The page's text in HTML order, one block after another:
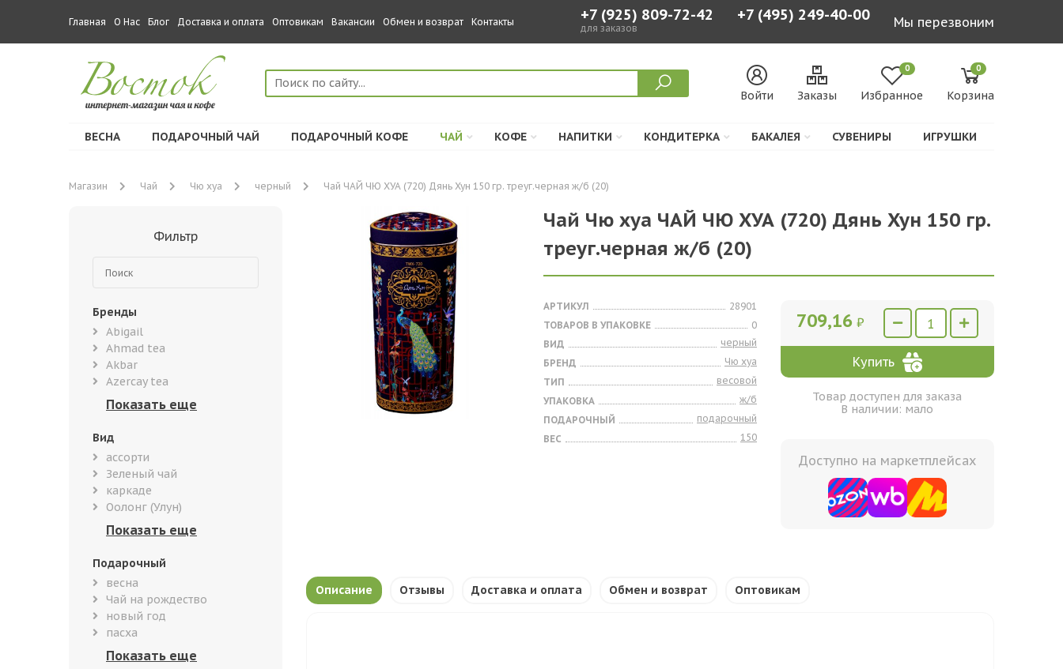
Главная О Нас Блог Доставка и оплата Оптовикам Вакансии Обмен и возврат Контакты +7 (925) 809-72-42
для заказов
+7 (495) 249-40-00 Мы перезвоним
Войти Заказы
0
Избранное
0
Корзина
ВЕСНА ПОДАРОЧНЫЙ ЧАЙ ПОДАРОЧНЫЙ КОФЕ ЧАЙ КОФЕ НАПИТКИ КОНДИТЕРКА БАКАЛЕЯ СУВЕНИРЫ ИГРУШКИ
Магазин Чай Чю хуа черный Чай ЧАЙ ЧЮ ХУА (720) Дянь Хун 150 гр. треуг.черная ж/б (20)
Фильтр
Бренды
Abigail
Ahmad tea
Akbar
Azercay tea
Вид
ассорти
Зеленый чай
каркаде
Оолонг (Улун)
Подарочный
весна
Чай на рождество
новый год
пасха
Чай Чю хуа ЧАЙ ЧЮ ХУА (720) Дянь Хун 150 гр.
треуг.черная ж/б (20)
АРТИКУЛ
28901
ТОВАРОВ В УПАКОВКЕ
0
ВИД
черный
БРЕНД
Чю хуа
ТИП
весовой
УПАКОВКА
ж/б
ПОДАРОЧНЫЙ
подарочный
ВЕС
150
709,16 ₽
Купить
Товар доступен для заказа
В наличии: мало
Доступно на маркетплейсах
Описание Отзывы Доставка и оплата Обмен и возврат Оптовикам